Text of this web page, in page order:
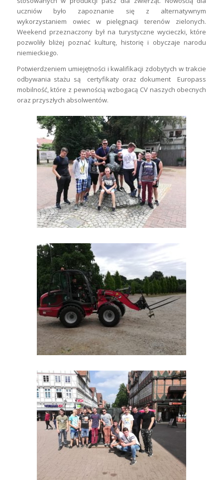
uczniów było zapoznanie się z alternatywnym
wykorzystaniem owiec w pielęgnacji terenów zielonych.
Weekend przeznaczony był na turystyczne wycieczki, które
pozwoliły bliżej poznać kulturę, historię i obyczaje narodu
niemieckiego.
Potwierdzeniem umiejętności i kwalifikacji zdobytych w trakcie
odbywania stażu są certyfikaty oraz dokument Europass
mobilność, które z pewnością wzbogacą CV naszych obecnych
oraz przyszłych absolwentów.